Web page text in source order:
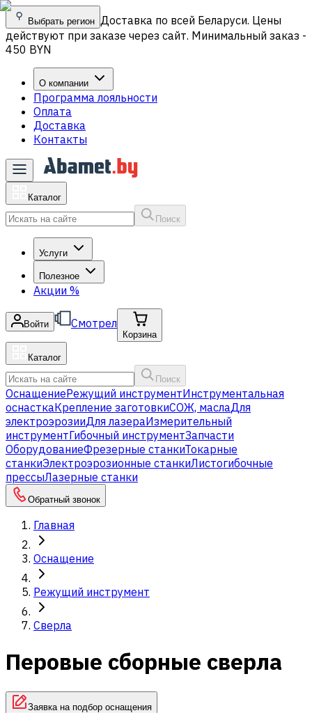
Выбрать регион Доставка по всей Беларуси. Цены
действуют при заказе через сайт. Минимальный заказ -
450 BYN
О компании
Программа лояльности
Оплата
Доставка
Контакты
Каталог
Поиск
Услуги
Полезное
Акции %
Войти Смотрел
Корзина
Каталог
Поиск
ОснащениеРежущий инструментИнструментальная
оснасткаКрепление заготовкиСОЖ, маслаДля
электроэрозииДля лазераИзмерительный
инструментГибочный инструментЗапчасти
ОборудованиеФрезерные станкиТокарные
станкиЭлектроэрозионные станкиЛистогибочные
прессыЛазерные станки
Обратный звонок
Главная
Оснащение
Режущий инструмент
Сверла
Перовые сборные сверла
Заявка на подбор оснащения